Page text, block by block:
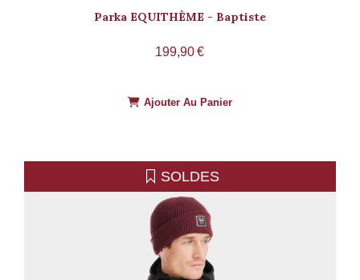
Parka EQUITHÈME - Baptiste
199,90€
Ajouter Au Panier
SOLDES